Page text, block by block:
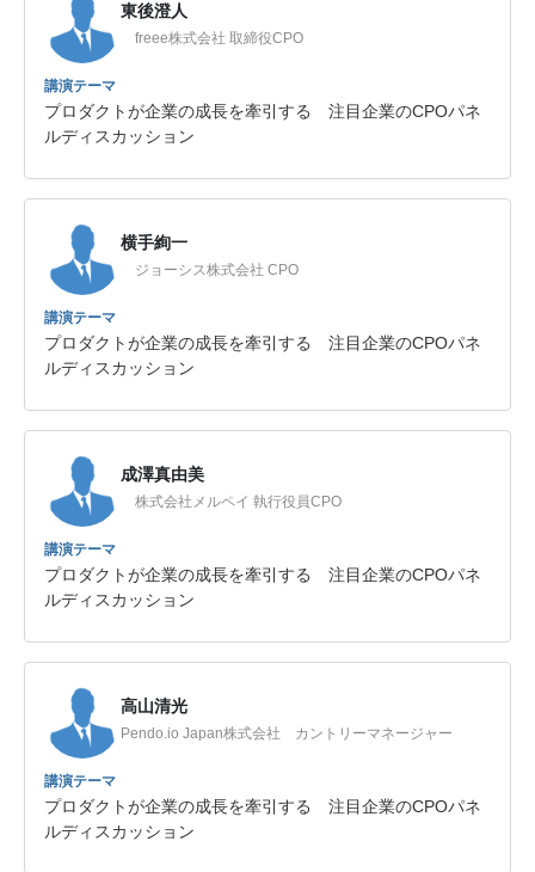
東後澄人
freee株式会社 取締役CPO
講演テーマ
プロダクトが企業の成長を牽引する 注目企業のCPOパネ
ルディスカッション
横手絢一
ジョーシス株式会社 CPO
講演テーマ
プロダクトが企業の成長を牽引する 注目企業のCPOパネ
ルディスカッション
成澤真由美
株式会社メルペイ 執行役員CPO
講演テーマ
プロダクトが企業の成長を牽引する 注目企業のCPOパネ
ルディスカッション
高山清光
Pendo.io Japan株式会社 カントリーマネージャー
講演テーマ
プロダクトが企業の成長を牽引する 注目企業のCPOパネ
ルディスカッション